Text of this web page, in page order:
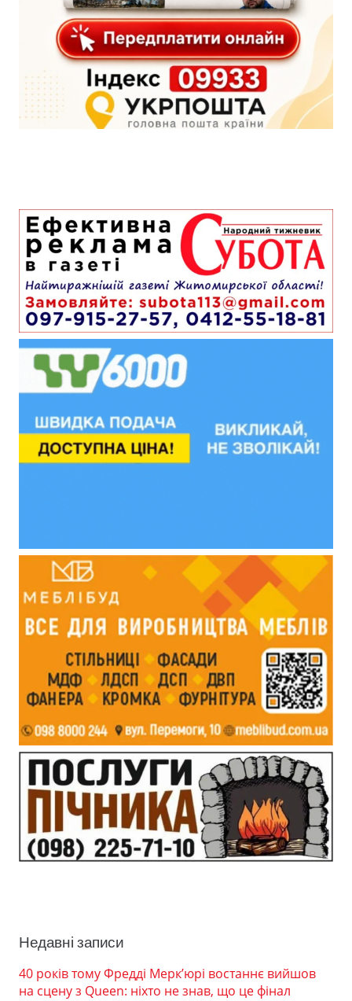
Недавні записи
40 років тому Фредді Мерк’юрі востаннє вийшов
на сцену з Queen: ніхто не знав, що це фінал